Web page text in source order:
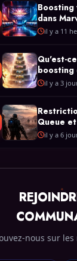
Boosting
dans
Quelle
il y a 11
Qu'est-
boosting
types
il y a 3
Queue
Boosting
Raiders
il y a 6
nous sur les